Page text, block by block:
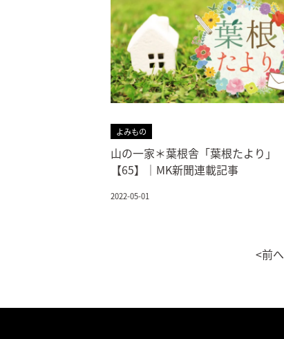
よみもの
山の一家＊葉根舎「葉根たより」
【65】｜MK新聞連載記事
2022-05-01
<前へ